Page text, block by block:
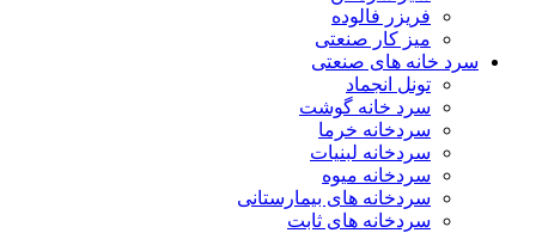
فریزر فالوده
میز کار صنعتی
سرد خانه های صنعتی
تونل انجماد
سرد خانه گوشت
سردخانه خرما
سردخانه لبنیات
سردخانه میوه
سردخانه های بیمارستانی
سردخانه های ثابت